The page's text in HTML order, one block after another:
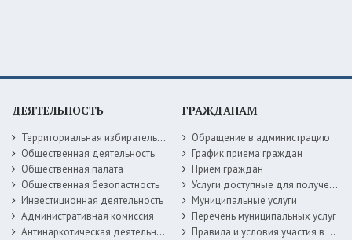
ДЕЯТЕЛЬНОСТЬ
Территориальная избирательная комиссия
Общественная деятельность
Общественная палата
Общественная безопастность
Инвестиционная деятельность
Административная комиссия
Антинаркотическая деятельность
ГРАЖДАНАМ
Обращение в администрацию
График приема граждан
Прием граждан
Услуги доступные для получения в электронной форме
Муниципальные услуги
Перечень муниципальных услуг
Правила и условия участия в жилищных программах